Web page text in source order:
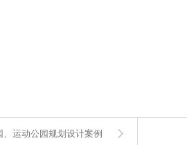
、运动公园规划设计案例